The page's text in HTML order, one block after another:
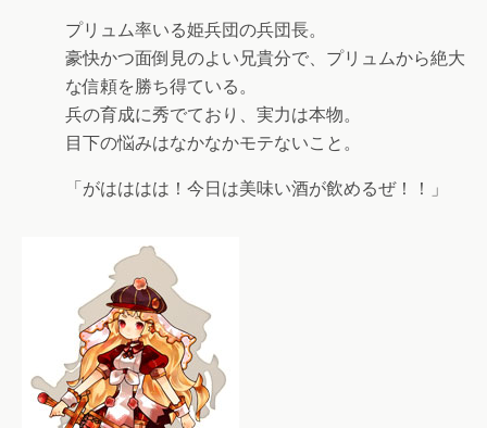
プリュム率いる姫兵団の兵団長。
豪快かつ面倒見のよい兄貴分で、プリュムから絶大
な信頼を勝ち得ている。
兵の育成に秀でており、実力は本物。
目下の悩みはなかなかモテないこと。
「がはははは！今日は美味い酒が飲めるぜ！！」